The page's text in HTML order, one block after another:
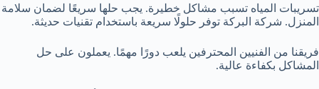
تسريبات المياه تسبب مشاكل خطيرة. يجب حلها سريعًا لضمان سلامة
المنزل. شركة البركة توفر حلولًا سريعة باستخدام تقنيات حديثة.
فريقنا من الفنيين المحترفين يلعب دورًا مهمًا. يعملون على حل
المشاكل بكفاءة عالية.